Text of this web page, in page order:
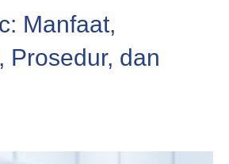
Manfaat,
Prosedur, dan